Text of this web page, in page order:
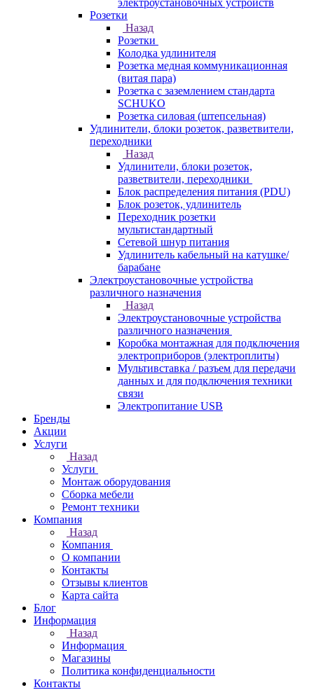
электроустановочных устройств
Розетки
Назад
Розетки
Колодка удлинителя
Розетка медная коммуникационная
(витая пара)
Розетка с заземлением стандарта
SCHUKO
Розетка силовая (штепсельная)
Удлинители, блоки розеток, разветвители,
переходники
Назад
Удлинители, блоки розеток,
разветвители, переходники
Блок распределения питания (PDU)
Блок розеток, удлинитель
Переходник розетки
мультистандартный
Сетевой шнур питания
Удлинитель кабельный на катушке/
барабане
Электроустановочные устройства
различного назначения
Назад
Электроустановочные устройства
различного назначения
Коробка монтажная для подключения
электроприборов (электроплиты)
Мультивставка / разъем для передачи
данных и для подключения техники
связи
Электропитание USB
Бренды
Акции
Услуги
Назад
Услуги
Монтаж оборудования
Сборка мебели
Ремонт техники
Компания
Назад
Компания
О компании
Контакты
Отзывы клиентов
Карта сайта
Блог
Информация
Назад
Информация
Магазины
Политика конфиденциальности
Контакты